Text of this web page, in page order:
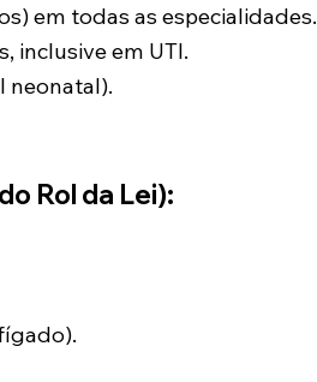
em todas as especialidades.
inclusive em UTI.
neonatal).
Rol da Lei):